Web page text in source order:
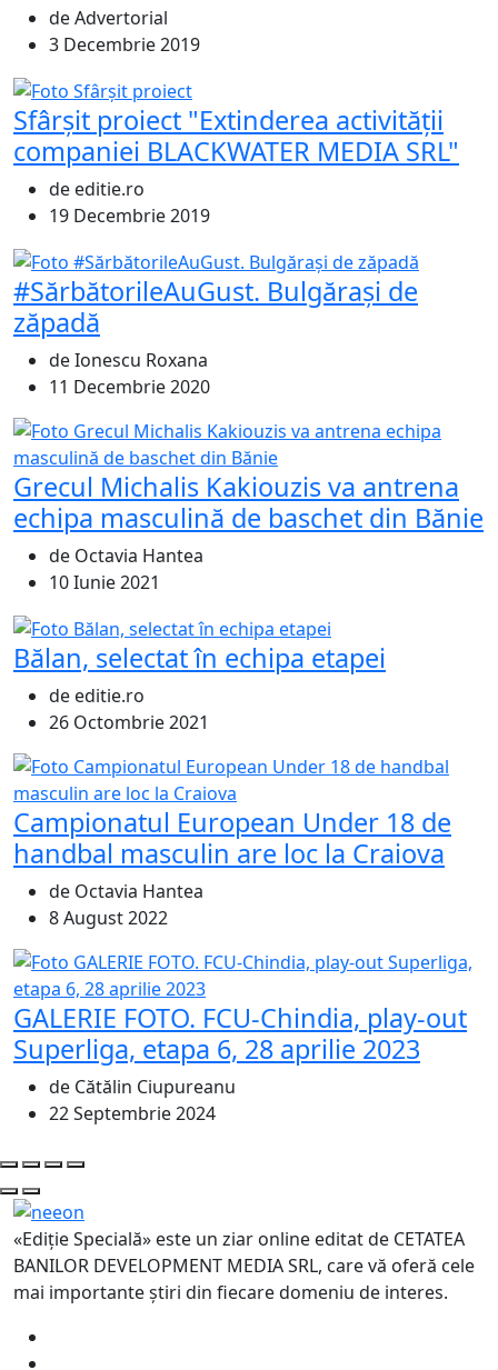
de Advertorial
3 Decembrie 2019
Sfârșit proiect "Extinderea activității
companiei BLACKWATER MEDIA SRL"
de editie.ro
19 Decembrie 2019
#SărbătorileAuGust. Bulgărași de
zăpadă
de Ionescu Roxana
11 Decembrie 2020
Grecul Michalis Kakiouzis va antrena
echipa masculină de baschet din Bănie
de Octavia Hantea
10 Iunie 2021
Bălan, selectat în echipa etapei
de editie.ro
26 Octombrie 2021
Campionatul European Under 18 de
handbal masculin are loc la Craiova
de Octavia Hantea
8 August 2022
GALERIE FOTO. FCU-Chindia, play-out
Superliga, etapa 6, 28 aprilie 2023
de Cătălin Ciupureanu
22 Septembrie 2024
«Ediție Specială» este un ziar online editat de CETATEA
BANILOR DEVELOPMENT MEDIA SRL, care vă oferă cele
mai importante știri din fiecare domeniu de interes.